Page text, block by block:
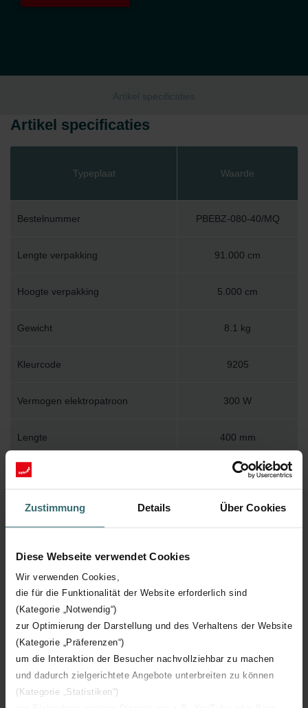
Zustimmung Details Über Cookies
Diese Webseite verwendet Cookies
Wir verwenden Cookies,
die für die Funktionalität der Website erforderlich sind
(Kategorie „Notwendig“)
zur Optimierung der Darstellung und des Verhaltens der Website
(Kategorie „Präferenzen“)
um die Interaktion der Besucher nachvollziehbar zu machen
und dadurch zielgerichtete Angebote unterbreiten zu können
(Kategorie „Statistiken“)
Artikel specificaties
Artikel specificaties
Typeplaat Waarde
Bestelnummer PBEBZ-080-40/MQ
Lengte verpakking 91.000 cm
Hoogte verpakking 5.000 cm
Gewicht 8.1 kg
Kleurcode 9205
Vermogen elektropatroon 300 W
Lengte 400 mm
Hoogte 860 mm
Diepte 40 mm
Terug naar de productpagina